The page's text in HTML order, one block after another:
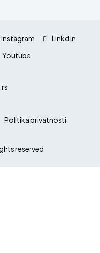
Instagram
Linkd in
Youtube
Politika privatnosti
reserved